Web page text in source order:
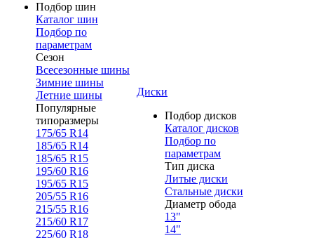
Подбор шин
Каталог шин
Подбор по
параметрам
Сезон
Всесезонные шины
Зимние шины
Летние шины
Популярные
типоразмеры
175/65 R14
185/65 R14
185/65 R15
195/60 R16
195/65 R15
205/55 R16
215/55 R16
215/60 R17
225/60 R18
Диски
Подбор дисков
Каталог дисков
Подбор по
параметрам
Тип диска
Литые диски
Стальные диски
Диаметр обода
13"
14"